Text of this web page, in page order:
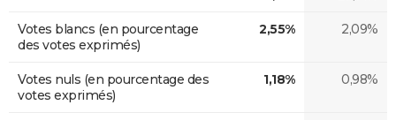
Votes blancs (en pourcentage
des votes exprimés)
2,55% 2,09%
Votes nuls (en pourcentage des
votes exprimés)
1,18% 0,98%